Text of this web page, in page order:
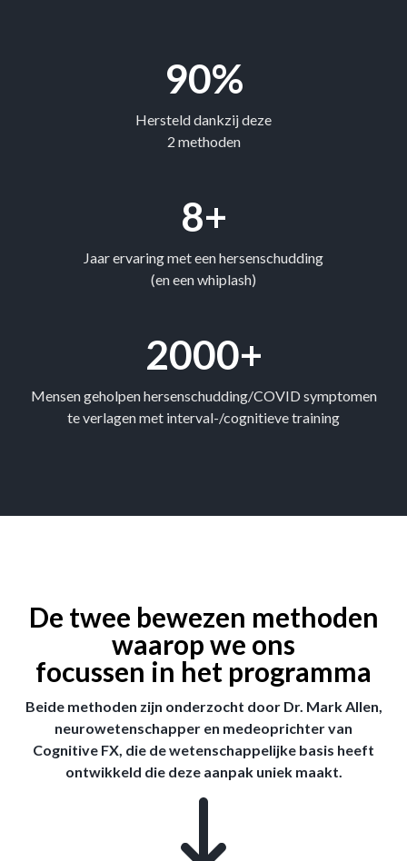
90%
Hersteld dankzij deze
2 methoden
8+
Jaar ervaring met een hersenschudding
(en een whiplash)
2000+
Mensen geholpen hersenschudding/COVID symptomen
te verlagen met interval-/cognitieve training
De twee bewezen methoden
waarop we ons
focussen in het programma
Beide methoden zijn onderzocht door Dr. Mark Allen,
neurowetenschapper en medeoprichter van
Cognitive FX, die de wetenschappelijke basis heeft
ontwikkeld die deze aanpak uniek maakt.